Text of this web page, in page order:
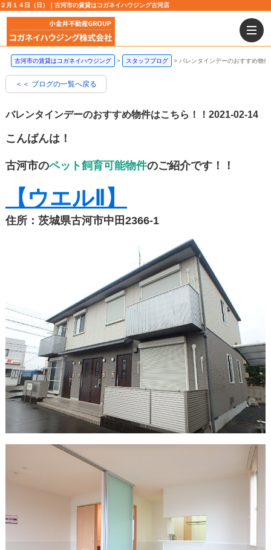
２月１４日（日）｜古河市の賃貸はコガネイハウジング古河店
古河市の賃貸はコガネイハウジング スタッフブログ バレンタインデーのおすすめ物
＜＜ ブログの一覧へ戻る
バレンタインデーのおすすめ物件はこちら！！ 2021-02-14
こんばんは！
古河市のペット飼育可能物件のご紹介です！！
【ウエルⅡ】
住所：茨城県古河市中田2366-1